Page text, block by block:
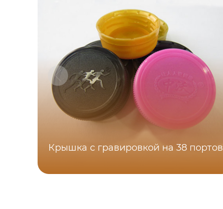
Крышка с гравировкой на 38 портов